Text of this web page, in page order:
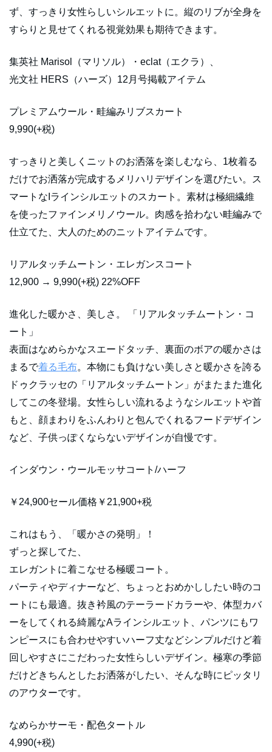
ず、すっきり女性らしいシルエットに。縦のリブが全身を
すらりと見せてくれる視覚効果も期待できます。
集英社 Marisol（マリソル）・eclat（エクラ）、
光文社 HERS（ハーズ）12月号掲載アイテム
プレミアムウール・畦編みリブスカート
9,990(+税)
すっきりと美しくニットのお洒落を楽しむなら、1枚着る
だけでお洒落が完成するメリハリデザインを選びたい。ス
マートなIラインシルエットのスカート。素材は極細繊維
を使ったファインメリノウール。肉感を拾わない畦編みで
仕立てた、大人のためのニットアイテムです。
リアルタッチムートン・エレガンスコート
12,900 → 9,990(+税) 22%OFF
進化した暖かさ、美しさ。 「リアルタッチムートン・コ
ート」
表面はなめらかなスエードタッチ、裏面のボアの暖かさは
まるで着る毛布。本物にも負けない美しさと暖かさを誇る
ドゥクラッセの「リアルタッチムートン」がまたまた進化
してこの冬登場。女性らしい流れるようなシルエットや首
もと、顔まわりをふんわりと包んでくれるフードデザイン
など、子供っぽくならないデザインが自慢です。
インダウン・ウールモッサコート/ハーフ
￥24,900セール価格￥21,900+税
これはもう、「暖かさの発明」！
ずっと探してた、
エレガントに着こなせる極暖コート。
パーティやディナーなど、ちょっとおめかししたい時のコ
ートにも最適。抜き衿風のテーラードカラーや、体型カバ
ーをしてくれる綺麗なAラインシルエット、パンツにもワ
ンピースにも合わせやすいハーフ丈などシンプルだけど着
回しやすさにこだわった女性らしいデザイン。極寒の季節
だけどきちんとしたお洒落がしたい、そんな時にピッタリ
のアウターです。
なめらかサーモ・配色タートル
4,990(+税)